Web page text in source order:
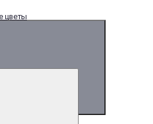
цветы